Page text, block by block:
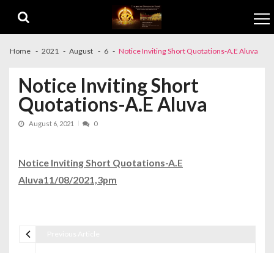
Home 2021 August 6 Notice Inviting Short Quotations-A.E Aluva
Notice Inviting Short
Quotations-A.E Aluva
August 6, 2021 0
Notice Inviting Short Quotations-A.E
Aluva11/08/2021,3pm